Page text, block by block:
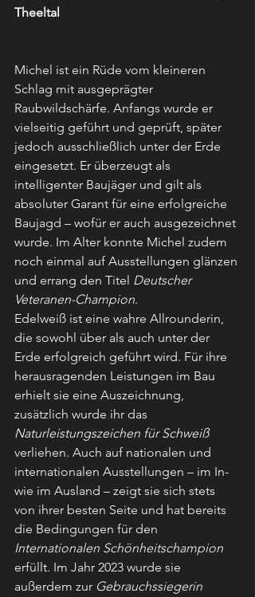
Theeltal
Michel ist ein Rüde vom kleineren
Schlag mit ausgeprägter
Raubwildschärfe. Anfangs wurde er
vielseitig geführt und geprüft, später
jedoch ausschließlich unter der Erde
eingesetzt. Er überzeugt als
intelligenter Baujäger und gilt als
absoluter Garant für eine erfolgreiche
Baujagd – wofür er auch ausgezeichnet
wurde. Im Alter konnte Michel zudem
noch einmal auf Ausstellungen glänzen
und errang den Titel Deutscher
Veteranen-Champion.
Edelweiß ist eine wahre Allrounderin,
die sowohl über als auch unter der
Erde erfolgreich geführt wird. Für ihre
herausragenden Leistungen im Bau
erhielt sie eine Auszeichnung,
zusätzlich wurde ihr das
Naturleistungszeichen für Schweiß
verliehen. Auch auf nationalen und
internationalen Ausstellungen – im In-
wie im Ausland – zeigt sie sich stets
von ihrer besten Seite und hat bereits
die Bedingungen für den
Internationalen Schönheitschampion
erfüllt. Im Jahr 2023 wurde sie
außerdem zur Gebrauchssiegerin